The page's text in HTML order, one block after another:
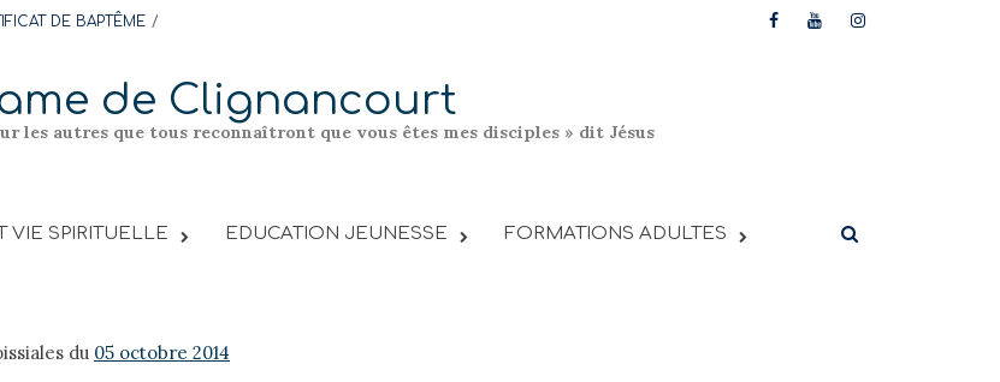
DE BAPTÊME
de Clignancourt
les autres que tous reconnaîtront que vous êtes mes disciples » dit Jésus
VIE SPIRITUELLE EDUCATION JEUNESSE FORMATIONS ADULTES
du 05 octobre 2014